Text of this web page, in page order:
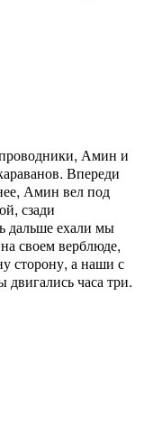
Амин и
Впереди
Амин вел под
сзади
дальше ехали мы
своем верблюде,
сторону, а наши с
часа три.